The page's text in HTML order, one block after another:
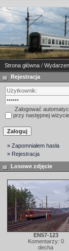
Strona główna /
Rejestracja
Zalogować
przy następnej
» Zapomniałem hasła
» Rejestracja
Losowe zdjęcie
EN57-123
Komentarzy: 0
decha